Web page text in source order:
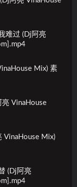
难过 (Dj阿亮
Mix) 素
亮 VinaHouse
VinaHouse Mix)
(Dj阿亮